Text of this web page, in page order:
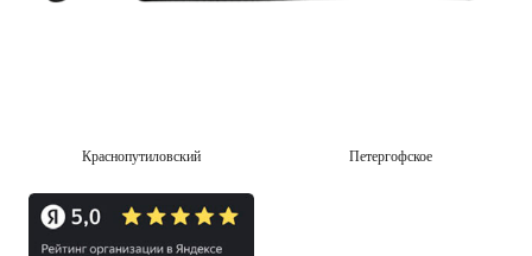
Краснопутиловский Петергофское